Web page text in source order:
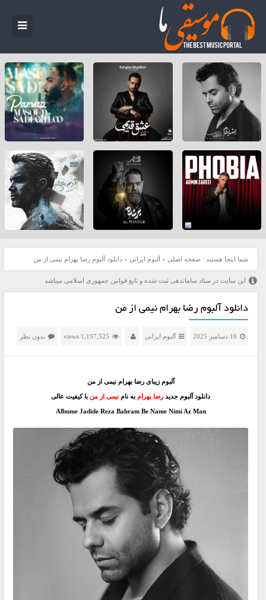
شما اینجا هستید : صفحه اصلی » آلبوم ایرانی » دانلود آلبوم رضا بهرام نیمی از من
این سایت در ستاد ساماندهی ثبت شده و تابع قوانین جمهوری اسلامی میباشد
دانلود آلبوم رضا بهرام نیمی از من
16 دسامبر 2025 آلبوم ایرانی 1,197,525 views بدون نظر
آلبوم زیبای رضا بهرام نیمی از من
دانلود آلبوم جدید رضا بهرام به نام نیمی از من با کیفیت عالی
Albume Jadide Reza Bahram Be Name Nimi Az Man